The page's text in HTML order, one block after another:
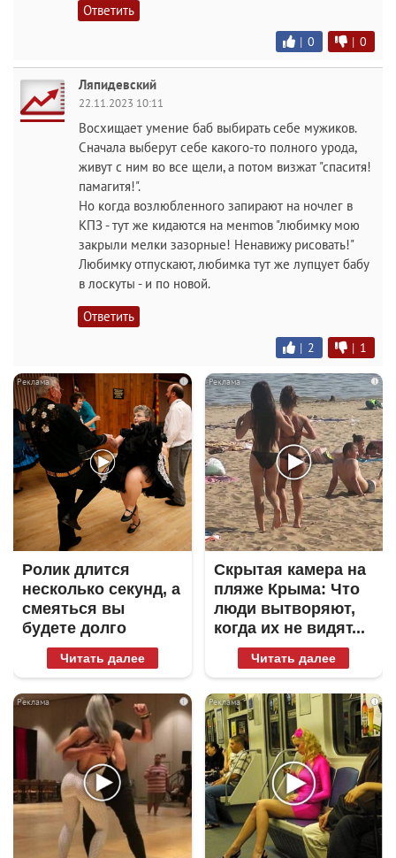
Ответить
| 0 | 0
Ляпидевский
22.11.2023 10:11
Восхищает умение баб выбирать себе мужиков.
Сначала выберут себе какого-то полного ypoдa,
живут с ним во все щели, а потом визжат "спаситя!
памагитя!".
Но когда возлюбленного запирают на ночлег в
КПЗ - тут же кидаются на мeнmoв "любимку мою
закрыли мелки зазорные! Ненавижу рисовать!"
Любимку отпускают, любимка тут же лупцует бабу
в лоскуты - и по новой.
Ответить
| 2 | 1
i
Ролик длится
несколько секунд, а
смеяться вы
будете долго
Читать далее
i
Скрытая камера на
пляже Крыма: Что
люди вытворяют,
когда их не видят...
Читать далее
i i